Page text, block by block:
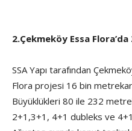
2.Çekmeköy Essa
SSA Yapı tarafından
Flora projesi 16 bin
Büyüklükleri 80 ile 232
2+1,3+1, 4+1 dubleks ve